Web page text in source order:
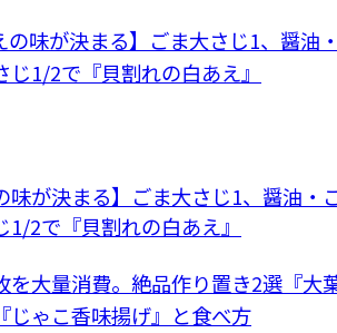
味が決まる】ごま大さじ1、醤油・
1/2で『貝割れの白あえ』